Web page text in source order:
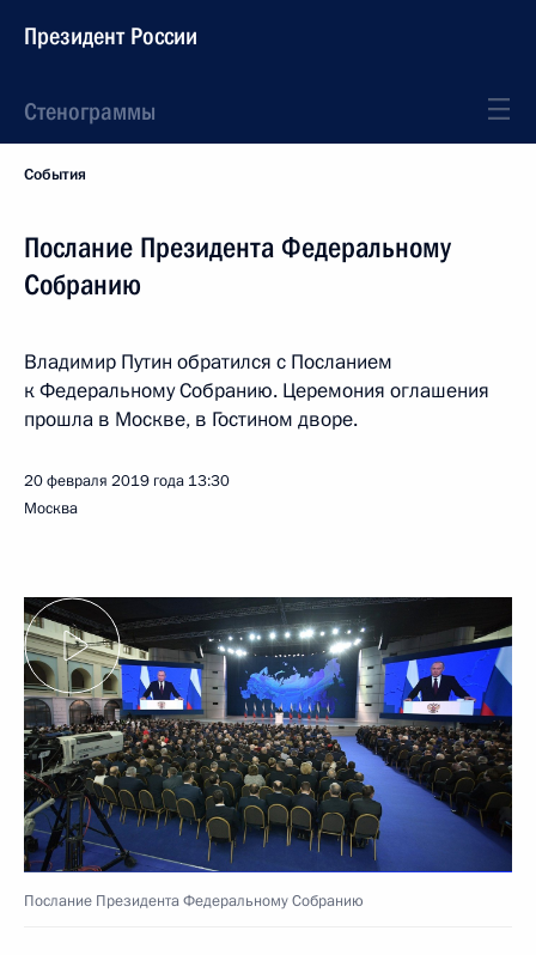
Президент России
Стенограммы
События
Послание Президента Федеральному
Собранию
Владимир Путин обратился с Посланием
к Федеральному Собранию. Церемония оглашения
прошла в Москве, в Гостином дворе.
20 февраля 2019 года 13:30
Москва
Послание Президента Федеральному Собранию